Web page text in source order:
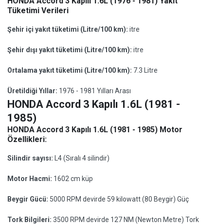
Tüketimi Verileri
Şehir içi yakıt tüketimi (Litre/100 km): itre
Şehir dışı yakıt tüketimi (Litre/100 km): itre
Ortalama yakıt tüketimi (Litre/100 km): 7.3 Litre
Üretildiği Yıllar: 1976 - 1981 Yılları Arası
HONDA Accord 3 Kapılı 1.6L (1981 -
1985)
HONDA Accord 3 Kapılı 1.6L (1981 - 1985) Motor
Özellikleri:
Silindir sayısı: L4 (Sıralı 4 silindir)
Motor Hacmi: 1602 cm küp
Beygir Gücü: 5000 RPM devirde 59 kilowatt (80 Beygir) Güç
Tork Bilgileri: 3500 RPM devirde 127 NM (Newton Metre) Tork